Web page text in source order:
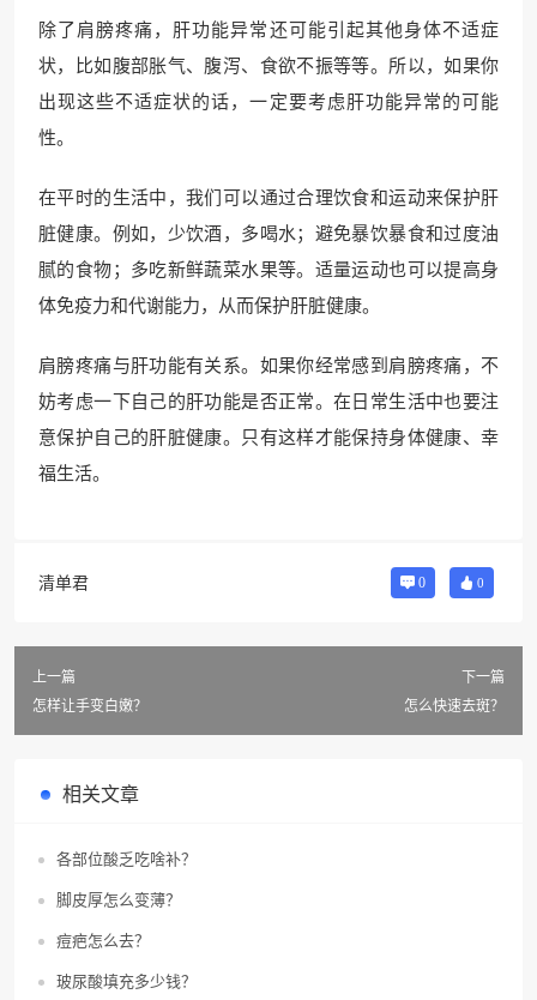
除了肩膀疼痛，肝功能异常还可能引起其他身体不适症
状，比如腹部胀气、腹泻、食欲不振等等。所以，如果你
出现这些不适症状的话，一定要考虑肝功能异常的可能
性。
在平时的生活中，我们可以通过合理饮食和运动来保护肝
脏健康。例如，少饮酒，多喝水；避免暴饮暴食和过度油
腻的食物；多吃新鲜蔬菜水果等。适量运动也可以提高身
体免疫力和代谢能力，从而保护肝脏健康。
肩膀疼痛与肝功能有关系。如果你经常感到肩膀疼痛，不
妨考虑一下自己的肝功能是否正常。在日常生活中也要注
意保护自己的肝脏健康。只有这样才能保持身体健康、幸
福生活。
清单君 0 0
上一篇
怎样让手变白嫩？
下一篇
怎么快速去斑？
相关文章
各部位酸乏吃啥补？
脚皮厚怎么变薄？
痘疤怎么去？
玻尿酸填充多少钱？